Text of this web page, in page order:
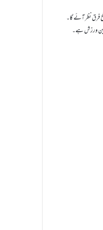
فرق نظر آئے گا۔